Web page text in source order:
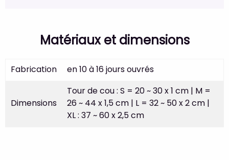
Matériaux et dimensions
Fabrication en 10 à 16 jours ouvrés
Dimensions
Tour de cou : S = 20 ~ 30 x 1 cm | M =
26 ~ 44 x 1,5 cm | L = 32 ~ 50 x 2 cm |
XL : 37 ~ 60 x 2,5 cm